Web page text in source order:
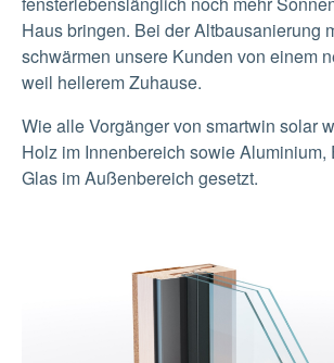
Haus bringen. Bei der Altbausanierung
schwärmen unsere Kunden von einem
weil hellerem Zuhause.
Wie alle Vorgänger von smartwin solar
Holz im Innenbereich sowie Aluminium,
Glas im Außenbereich gesetzt.